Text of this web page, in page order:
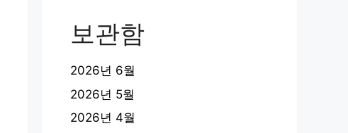
보관함
2026년 6월
2026년 5월
2026년 4월